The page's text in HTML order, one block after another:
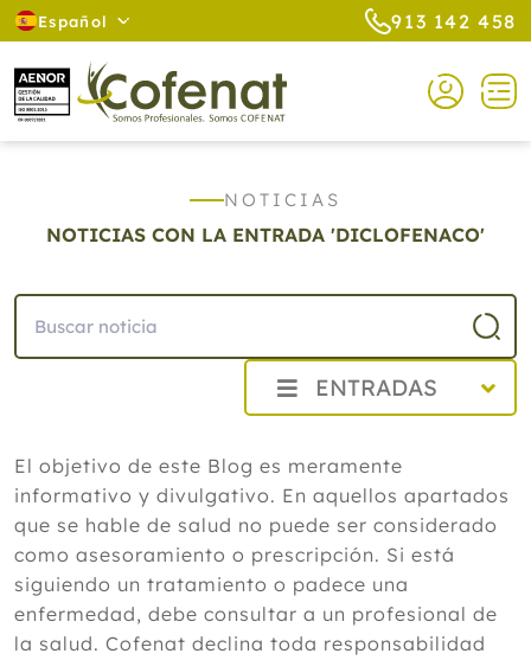
Español 913 142 458
NOTICIAS
NOTICIAS CON LA ENTRADA 'DICLOFENACO'
ENTRADAS
Agosto
Cistitis en verano: cinco remedios
naturales para aliviar los síntomas,
según un experto
Julio
Junio
Mayo
El objetivo de este Blog es meramente
informativo y divulgativo. En aquellos apartados
que se hable de salud no puede ser considerado
como asesoramiento o prescripción. Si está
siguiendo un tratamiento o padece una
enfermedad, debe consultar a un profesional de
la salud. Cofenat declina toda responsabilidad